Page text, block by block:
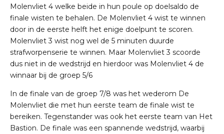
Molenvliet 4 welke beide in hun poule op doelsaldo de
finale wisten te behalen. De Molenvliet 4 wist te winnen
door in de eerste helft het enige doelpunt te scoren.
Molenvliet 3 wist nog wel de 5 minuten duurde
strafworpenserie te winnen. Maar Molenvliet 3 scoorde
dus niet in de wedstrijd en hierdoor was Molenvliet 4 de
winnaar bij de groep 5/6
In de finale van de groep 7/8 was het wederom De
Molenvliet die met hun eerste team de finale wist te
bereiken. Tegenstander was ook het eerste team van Het
Bastion. De finale was een spannende wedstrijd, waarbij